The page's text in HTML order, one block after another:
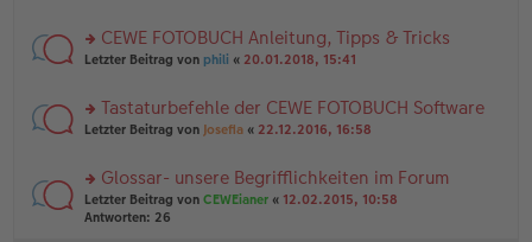
g
n
er
tr
a
u
n
es
e
B
ei
tr
rs
u
n
es
e
n
CEWE FOTOBUCH Anleitung, Tipps & Tricks
Letzter Beitrag von phili « 20.01.2018, 15:41
rs
u
n
g
Tastaturbefehle der CEWE FOTOBUCH Software
Letzter Beitrag von Josefia « 22.12.2016, 16:58
rs
te
Glossar- unsere Begrifflichkeiten im Forum
Letzter Beitrag von CEWEianer « 12.02.2015, 10:58
Antworten: 26